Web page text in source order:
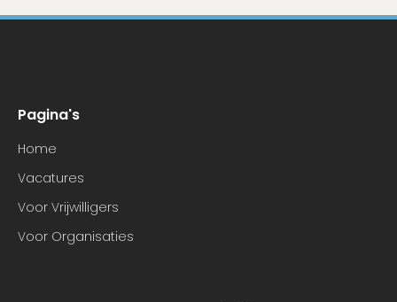
Pagina's
Home
Vacatures
Voor Vrijwilligers
Voor Organisaties